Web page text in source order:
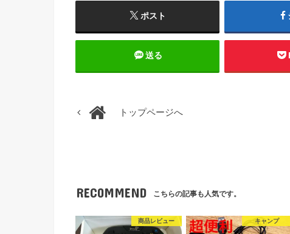
ポスト
送る
トップページへ
RECOMMEND こちらの記事も人気です。
商品レビュー キャンプ